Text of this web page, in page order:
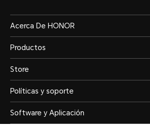
Acerca De HONOR
Productos
Store
Políticas y soporte
Software y Aplicación